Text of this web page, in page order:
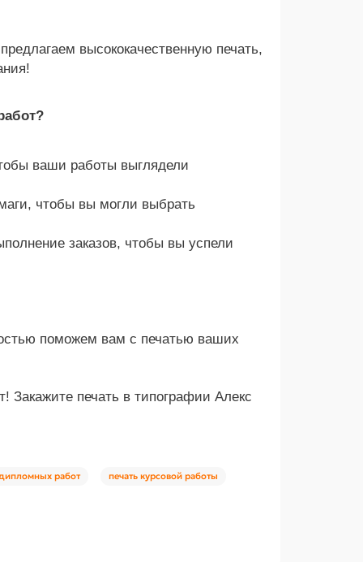
высококачественную печать,
ваши работы выглядели
чтобы вы могли выбрать
заказов, чтобы вы успели
поможем вам с печатью ваших
Закажите печать в типографии Алекс
работ печать курсовой работы